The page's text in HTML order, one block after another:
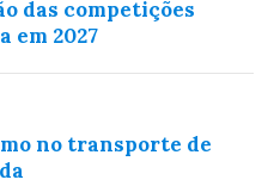
das competições
em 2027
no transporte de